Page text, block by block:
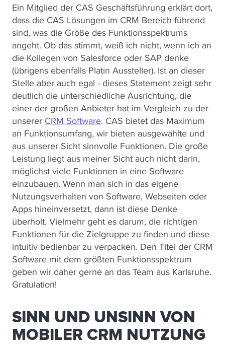
Ein Mitglied der CAS Geschäftsführung erklärt dort,
dass die CAS Lösungen im CRM Bereich führend
sind, was die Größe des Funktionsspektrums
angeht. Ob das stimmt, weiß ich nicht, wenn ich an
die Kollegen von Salesforce oder SAP denke
(übrigens ebenfalls Platin Aussteller). Ist an dieser
Stelle aber auch egal - dieses Statement zeigt sehr
deutlich die unterschiedliche Ausrichtung, die
einer der großen Anbieter hat im Vergleich zu der
unserer CRM Software. CAS bietet das Maximum
an Funktionsumfang, wir bieten ausgewählte und
aus unserer Sicht sinnvolle Funktionen. Die große
Leistung liegt aus meiner Sicht auch nicht darin,
möglichst viele Funktionen in eine Software
einzubauen. Wenn man sich in das eigene
Nutzungsverhalten von Software, Webseiten oder
Apps hineinversetzt, dann ist diese Denke
überholt. Vielmehr geht es darum, die richtigen
Funktionen für die Zielgruppe zu finden und diese
intuitiv bedienbar zu verpacken. Den Titel der CRM
Software mit dem größten Funktionsspektrum
geben wir daher gerne an das Team aus Karlsruhe.
Gratulation!
SINN UND UNSINN VON
MOBILER CRM NUTZUNG